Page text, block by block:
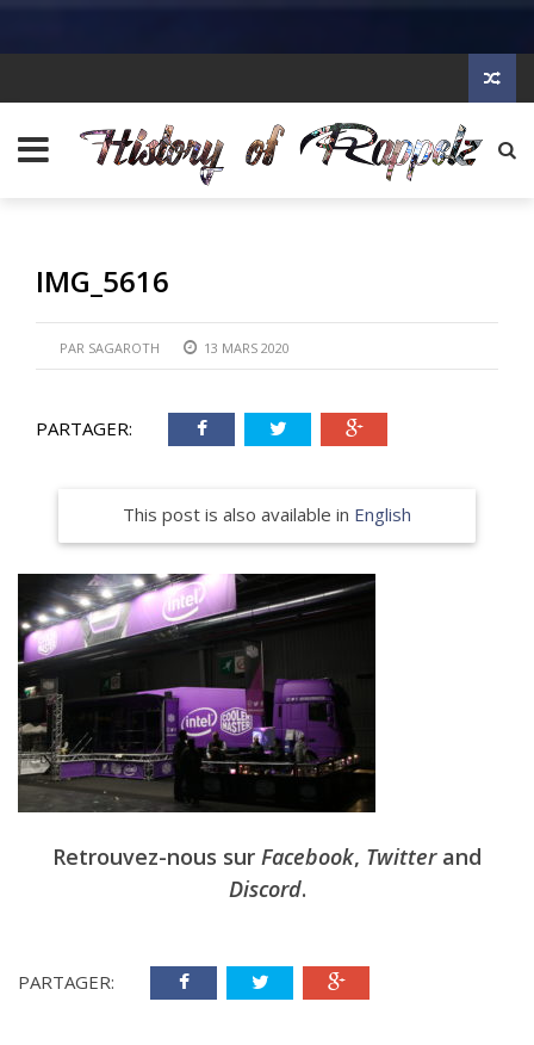
IMG_5616
PAR SAGAROTH 13 MARS 2020
PARTAGER:
This post is also available in English
Retrouvez-nous sur Facebook, Twitterand
Discord.
PARTAGER: